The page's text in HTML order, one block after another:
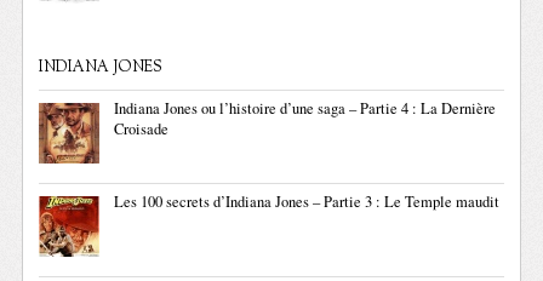
INDIANA JONES
Indiana Jones ou l’histoire d’une saga – Partie 4 : La Dernière
Croisade
Les 100 secrets d’Indiana Jones – Partie 3 : Le Temple maudit